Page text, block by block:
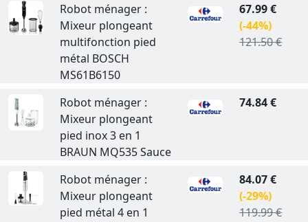
Robot ménager :
Mixeur plongeant
multifonction pied
métal BOSCH
MS61B6150
67.99 €
(-44%)
121.50 €
Robot ménager :
Mixeur plongeant
pied inox 3 en 1
BRAUN MQ535 Sauce
74.84 €
Robot ménager :
Mixeur plongeant
pied métal 4 en 1
84.07 €
(-29%)
119.99 €